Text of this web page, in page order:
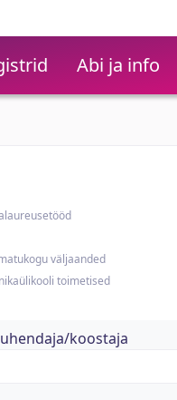
Abi ja info
väljaanded
toimetised
koostaja